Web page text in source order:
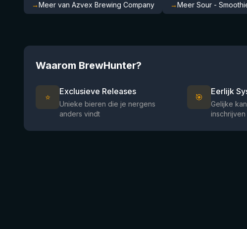
→Meer van Azvex Brewing Company →Meer Sour -
Waarom BrewHunter?
⭐
Exclusieve Releases
Unieke bieren die je nergens
anders vindt
🎯
Eerlijk
Gelijke
inschrijven